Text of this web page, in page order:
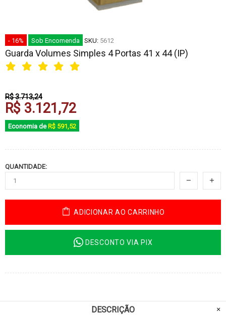
- 16% Sob Encomenda SKU: 5612
Guarda Volumes Simples 4 Portas 41 x 44 (IP)
R$ 3.713,24
R$ 3.121,72
Economia de R$ 591,52
QUANTIDADE:
ADICIONAR AO CARRINHO
DESCONTO VIA PIX
DESCRIÇÃO